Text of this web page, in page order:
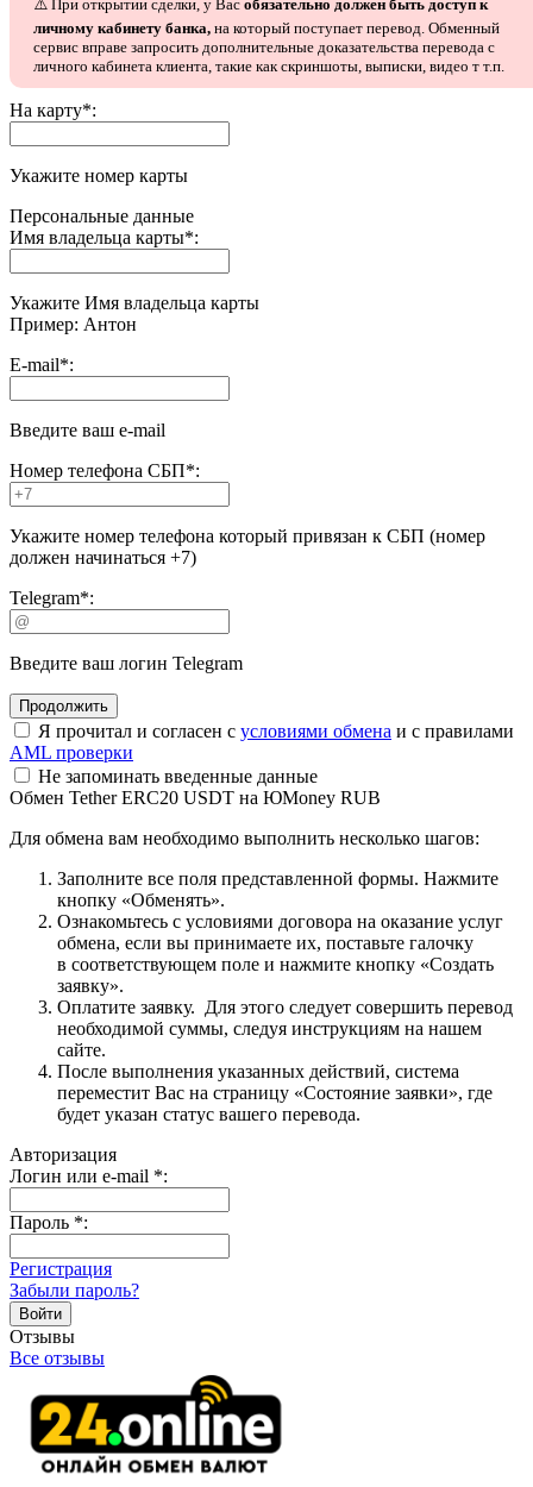
⚠️ При открытии сделки, у Вас обязательно должен быть доступ к
личному кабинету банка, на который поступает перевод. Обменный
сервис вправе запросить дополнительные доказательства перевода с
личного кабинета клиента, такие как скриншоты, выписки, видео т т.п.
На карту*:
Укажите номер карты
Персональные данные
Имя владельца карты*:
Укажите Имя владельца карты
Пример: Антон
E-mail*:
Введите ваш e-mail
Номер телефона СБП*:
Укажите номер телефона который привязан к СБП (номер
должен начинаться +7)
Telegram*:
Введите ваш логин Telegram
Я прочитал и согласен с условиями обмена и с правилами
AML проверки
Не запоминать введенные данные
Обмен Tether ERC20 USDT на ЮMoney RUB
Для обмена вам необходимо выполнить несколько шагов:
Заполните все поля представленной формы. Нажмите
кнопку «Обменять».
Ознакомьтесь с условиями договора на оказание услуг
обмена, если вы принимаете их, поставьте галочку
в соответствующем поле и нажмите кнопку «Создать
заявку».
Оплатите заявку. Для этого следует совершить перевод
необходимой суммы, следуя инструкциям на нашем
сайте.
После выполнения указанных действий, система
переместит Вас на страницу «Состояние заявки», где
будет указан статус вашего перевода.
Авторизация
Логин или e-mail *:
Пароль *:
Регистрация
Забыли пароль?
Отзывы
Все отзывы